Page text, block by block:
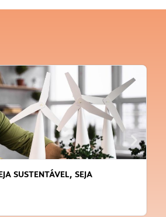
SUSTENTÁVEL, SEJA